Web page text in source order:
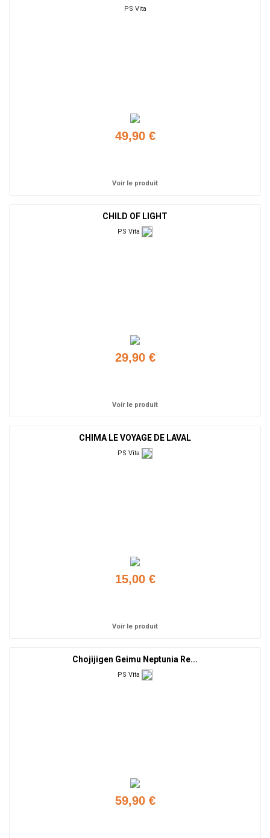
PS Vita
49,90 €
Voir le produit
CHILD OF LIGHT
PS Vita
29,90 €
Voir le produit
CHIMA LE VOYAGE DE LAVAL
PS Vita
15,00 €
Voir le produit
Chojijigen Geimu Neptunia Re...
PS Vita
59,90 €